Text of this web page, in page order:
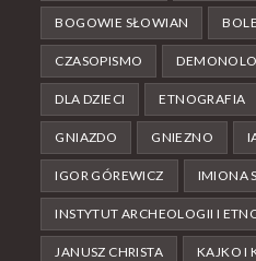
BOGOWIE SŁOWIAN
CZASOPISMO
DLA DZIECI ETNOGRAFIA
GNIAZDO GNIEZNO
IGOR GÓREWICZ IMIONA
INSTYTUT ARCHEOLOGII I
JANUSZ CHRISTA KAJKO I